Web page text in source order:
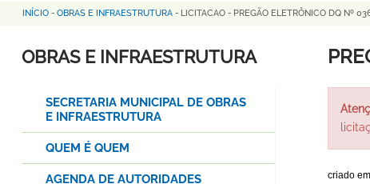
Trilha
de
INÍCIO - OBRAS E INFRAESTRUTURA - LICITACAO - PREGÃO ELETRÔNICO DQ Nº
criado em
OBRAS E INFRAESTRUTURA
SECRETARIA MUNICIPAL DE OBRAS
E INFRAESTRUTURA
QUEM É QUEM
AGENDA DE AUTORIDADES